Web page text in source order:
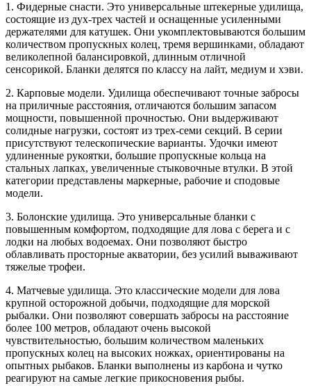
1. Фидерные снасти. Это универсальные штекерные удилища,
состоящие из дух-трех частей и оснащенные усиленными
держателями для катушек. Они укомплектовываются большим
количеством пропускных колец, тремя вершинками, обладают
великолепной балансировкой, длинным отличной
сенсорикой. Бланки делятся по классу на лайт, медиум и хэви.
2. Карповые модели. Удилища обеспечивают точные забросы
на приличные расстояния, отличаются большим запасом
мощности, повышенной прочностью. Они выдерживают
солидные нагрузки, состоят из трех-семи секций. В серии
присутствуют телескопические варианты. Удочки имеют
удлиненные рукоятки, большие пропускные кольца на
стальных лапках, увеличенные стыковочные втулки. В этой
категории представлены маркерные, рабочие и сподовые
модели.
3. Болонские удилища. Это универсальные бланки с
повышенным комфортом, подходящие для лова с берега и с
лодки на любых водоемах. Они позволяют быстро
облавливать просторные акватории, без усилий вываживают
тяжелые трофеи.
4. Матчевые удилища. Это классические модели для лова
крупной осторожной добычи, подходящие для морской
рыбалки. Они позволяют совершать забросы на расстояние
более 100 метров, обладают очень высокой
чувствительностью, большим количеством маленьких
пропускных колец на высоких ножках, ориентированы на
опытных рыбаков. Бланки выполнены из карбона и чутко
реагируют на самые легкие прикосновения рыбы.